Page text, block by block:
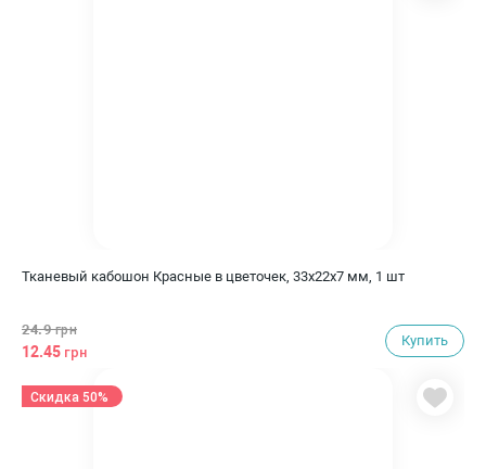
Тканевый кабошон Красные в цветочек, 33х22х7 мм, 1 шт
24.9грн
12.45 грн
Купить
Скидка 50%